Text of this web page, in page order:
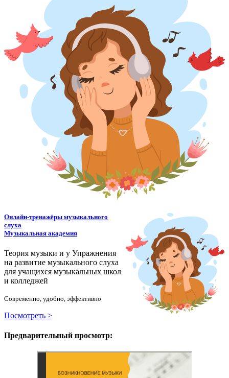
Онлайн-тренажёры музыкального
слуха
Музыкальная академия
Теория музыки и у Упражнения
на развитие музыкального слуха
для учащихся музыкальных школ
и колледжей
Современно, удобно, эффективно
Посмотреть >
Предварительный просмотр: